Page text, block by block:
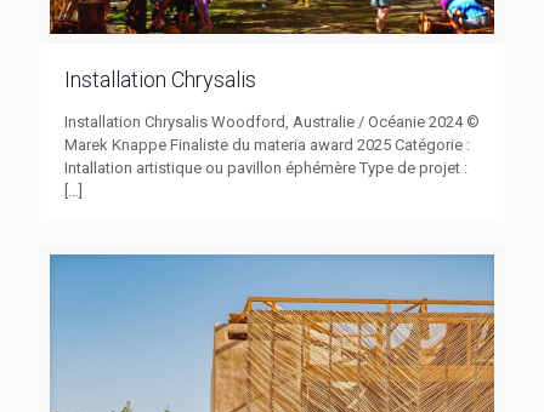
Installation Chrysalis
Installation Chrysalis Woodford, Australie / Océanie 2024 ©
Marek Knappe Finaliste du materia award 2025 Catégorie :
Intallation artistique ou pavillon éphémère Type de projet :
[…]